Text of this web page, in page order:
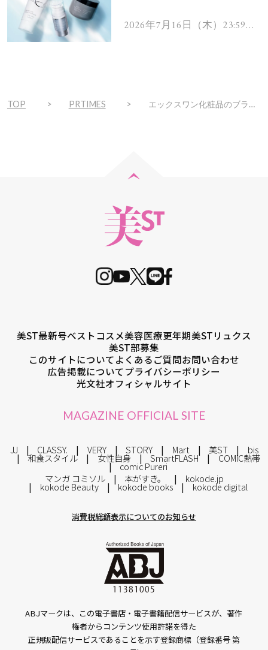
ムを13名様にプレゼン
2026年7月16日（木）23:59ま
TOP PRTIMES エックスワン化粧品のブランドアンバサダー高橋 真麻さんの交通広告が東京メトロ 表参道駅に再び登場！
美ST最新号ベストコスメ美容医療更年期美STリュクス
美ST部募集
このサイトについてよくあるご質問お問い合わせ
広告掲載についてプライバシーポリシー
光文社オフィシャルサイト
MAGAZINE OFFICIAL SITE
JJ CLASSY. VERY STORY Mart 美ST bis
和食スタイル 女性自身 SmartFLASH COMIC熱帯
comic Pureri
マンガ コミソル
本がすき。 kokode.jp
kokode Beauty kokode books kokode digital
消費税総額表示についてのお知らせ
ABJマークは、この電子書店・電子書籍配信サービスが、著作
権者からコンテンツ使用許諾を得た
正規版配信サービスであることを示す登録商標（登録番号 第